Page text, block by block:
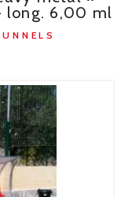
long. 6,00 ml